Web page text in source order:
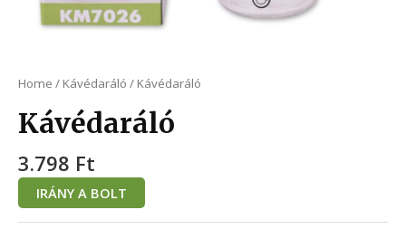
Home / Kávédaráló / Kávédaráló
Kávédaráló
3.798 Ft
IRÁNY A BOLT